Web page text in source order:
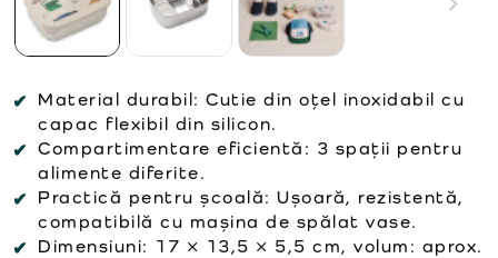
Material durabil: Cutie din oțel inoxidabil cu
capac flexibil din silicon.
Compartimentare eficientă: 3 spații pentru
alimente diferite.
Practică pentru școală: Ușoară, rezistentă,
compatibilă cu mașina de spălat vase.
Dimensiuni: 17 × 13,5 × 5,5 cm, volum: aprox.